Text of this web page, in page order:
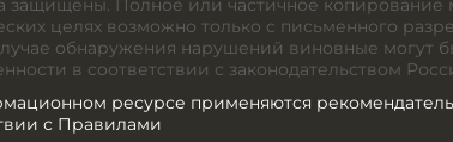
защищены. Полное или частичное копирование
целях возможно только с письменного
обнаружения нарушений виновные могут
в соответствии с законодательством
ресурсе применяются
с Правилами